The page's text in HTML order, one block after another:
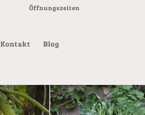
Öffnungszeiten
Kontakt Blog